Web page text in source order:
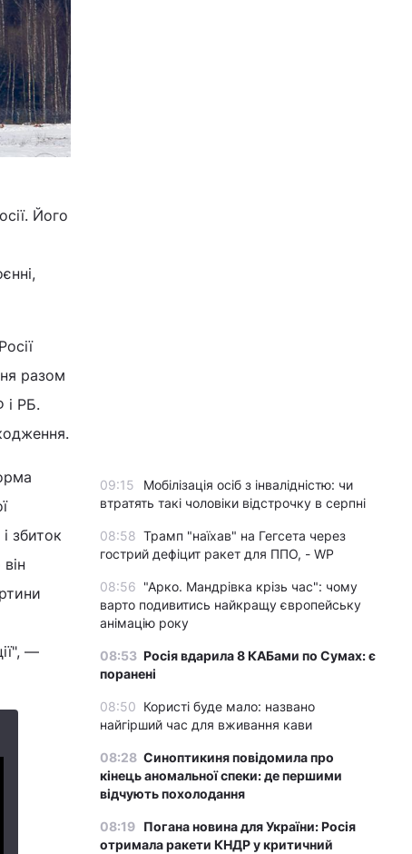
Його
разом
і РБ.
збиток
—
09:15
Мобілізація осіб з інвалідністю: чи
втратять такі чоловіки відстрочку в серпні
08:58 Трамп "наїхав" на Гегсета через
гострий дефіцит ракет для ППО, - WP
08:56 "Арко. Мандрівка крізь час": чому
варто подивитись найкращу європейську
анімацію року
08:53 Росія вдарила 8 КАБами по Сумах: є
поранені
08:50 Користі буде мало: названо
найгірший час для вживання кави
08:28 Синоптикиня повідомила про
кінець аномальної спеки: де першими
відчують похолодання
08:19 Погана новина для України: Росія
отримала ракети КНДР у критичний